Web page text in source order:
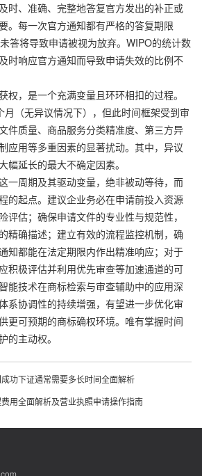
时、准确、完整地答复官方发出的补正或
。每一次官方通知都有严格的答复期限
答将导致申请被视为放弃。WIPO的统计数
时响应官方通知而导致申请失效的比例不
权，是一个充满变量且环环相扣的过程。
（无异议情况下），但此时间框架受到审
件质量、商品服务分类精准度、第三方异
应用等多重因素的显著扰动。其中，异议
幅延长的最大不确定因素。
一周期及其驱动变量，绝非被动等待，而
的起点。建议企业务必在申请前投入资源
评估；确保申请文件的专业性与规范性，
精确描述；建立有效的流程监控机制，确
知都能在法定期限内作出精准响应；对于
积极评估并利用优先审查等加速通道的可
能技术在商标检索与审查辅助中的应用深
系协调性的持续增强，有望进一步优化审
更可预期的商标确权环境。唯有掌握时间
的主动权。
功下证通常需要多长时间全面解析
用全面解析及营业执照申请操作指南